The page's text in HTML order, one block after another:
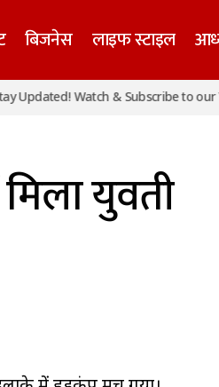
बिजनेस लाइफ स्टाइल
में मिला युवती का शव,
Watch & Subscribe to our
युवती